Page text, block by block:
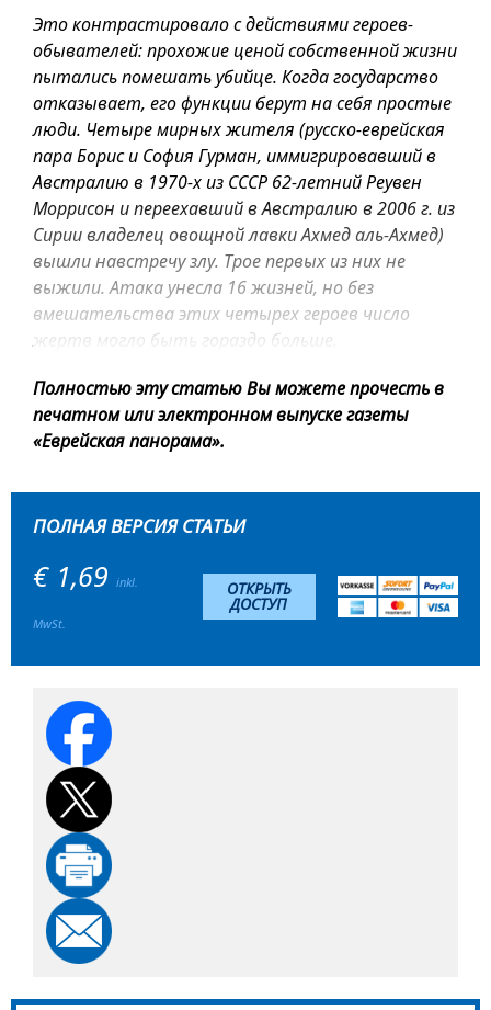
Это контрастировало с действиями героев-
обывателей: прохожие ценой собственной жизни
пытались помешать убийце. Когда государство
отказывает, его функции берут на себя простые
люди. Четыре мирных жителя (русско-еврейская
пара Борис и София Гурман, иммигрировавший в
Австралию в 1970-х из СССР 62-летний Реувен
Моррисон и переехавший в Австралию в 2006 г. из
Сирии владелец овощной лавки Ахмед аль-Ахмед)
вышли навстречу злу. Трое первых из них не
выжили. Атака унесла 16 жизней, но без
вмешательства этих четырех героев число
жертв могло быть гораздо больше.
Полностью эту статью Вы можете прочесть в
печатном или электронном выпуске газеты
«Еврейская панорама».
ПОЛНАЯ ВЕРСИЯ СТАТЬИ
€ 1,69 inkl.
MwSt.
ОТКРЫТЬ
ДОСТУП